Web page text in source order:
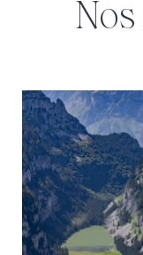
Nos